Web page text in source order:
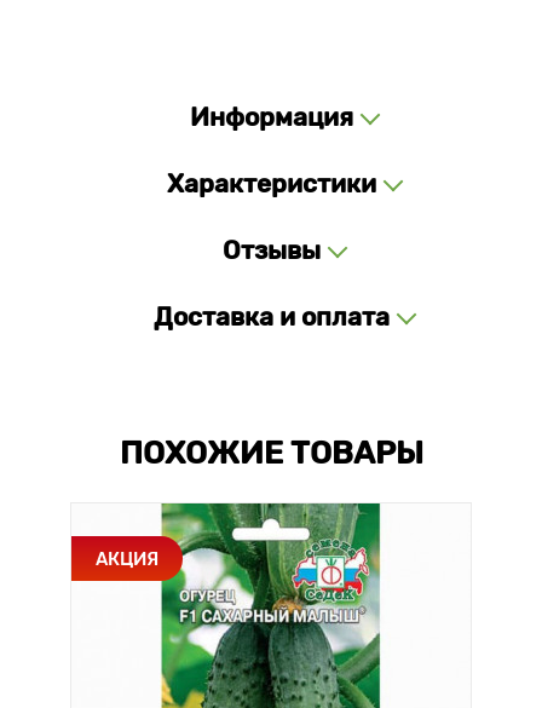
Информация
Характеристики
Отзывы
Доставка и оплата
ПОХОЖИЕ ТОВАРЫ
АКЦИЯ